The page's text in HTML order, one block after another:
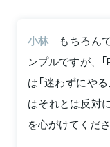
小林
もちろん
ンプルですが、
は「迷わずにや
はそれとは反対
を心がけてくださ